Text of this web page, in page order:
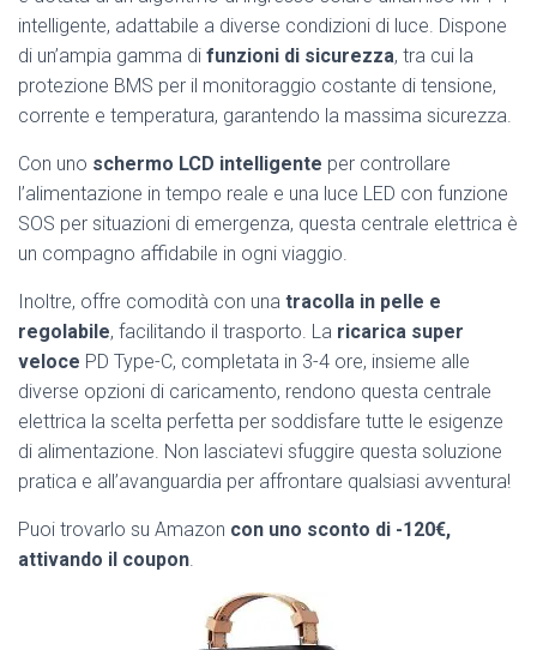
intelligente, adattabile a diverse condizioni di luce. Dispone
di un’ampia gamma di funzioni di sicurezza, tra cui la
protezione BMS per il monitoraggio costante di tensione,
corrente e temperatura, garantendo la massima sicurezza.
Con uno schermo LCD intelligente per controllare
l’alimentazione in tempo reale e una luce LED con funzione
SOS per situazioni di emergenza, questa centrale elettrica è
un compagno affidabile in ogni viaggio.
Inoltre, offre comodità con una tracolla in pelle e
regolabile, facilitando il trasporto. La ricarica super
veloce PD Type-C, completata in 3-4 ore, insieme alle
diverse opzioni di caricamento, rendono questa centrale
elettrica la scelta perfetta per soddisfare tutte le esigenze
di alimentazione. Non lasciatevi sfuggire questa soluzione
pratica e all’avanguardia per affrontare qualsiasi avventura!
Puoi trovarlo su Amazon con uno sconto di -120€,
attivando il coupon.